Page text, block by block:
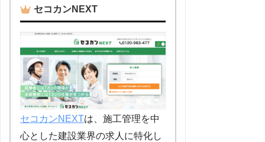
セコカンNEXT
セコカンNEXTは、施工管理を中
心とした建設業界の求人に特化し